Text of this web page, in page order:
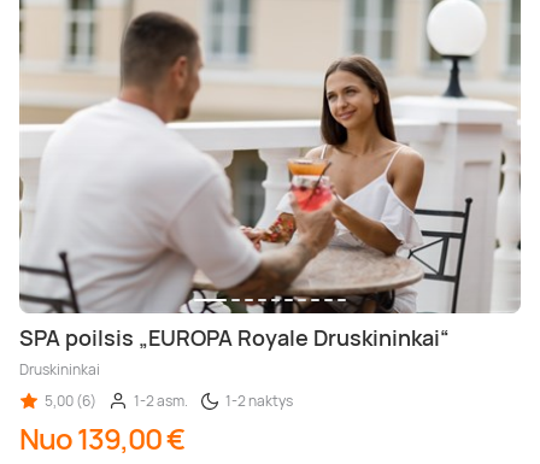
SPA poilsis „EUROPA Royale Druskininkai“
Druskininkai
5,00 (6)
1-2 asm. 1-2 naktys
Nuo 139,00 €